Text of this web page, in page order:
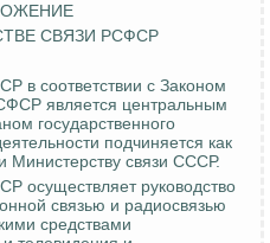
СВЯЗИ РСФСР
в соответствии с Законом
является центральным
государственного
подчиняется как
Министерству связи СССР.
осуществляет руководство
связью и радиосвязью
средствами